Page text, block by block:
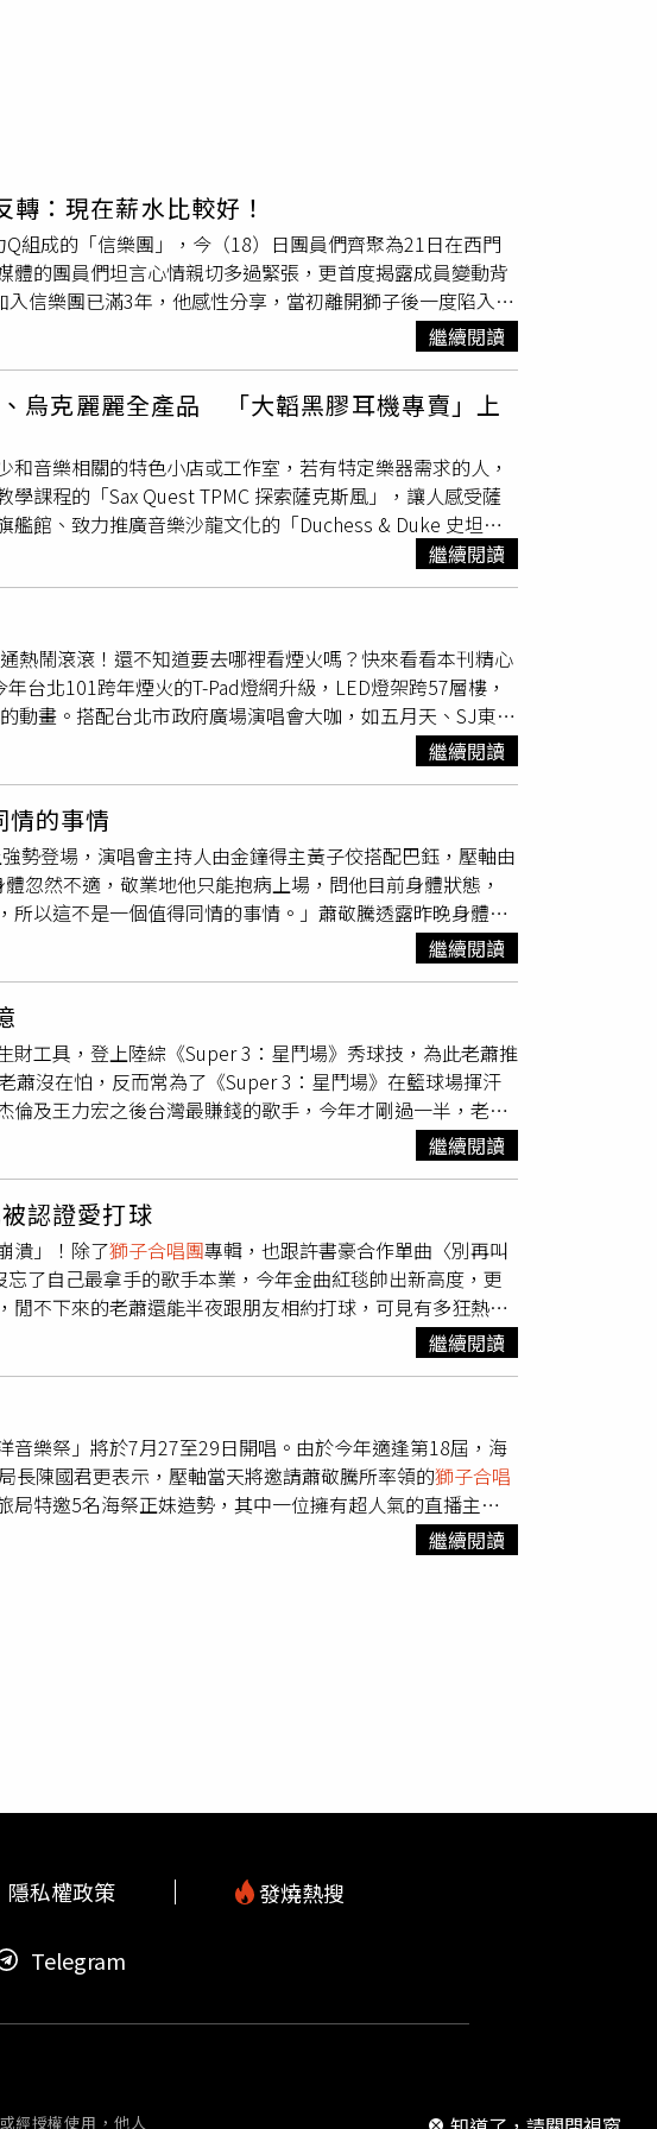
：現在薪水比較好！
組成的「信樂團」，今（18）日團員們齊聚為21日在西門
的團員們坦言心情親切多過緊張，更首度揭露成員變動背
入信樂團已滿3年，他感性分享，當初離開獅子後一度陷入迷
。就在徬徨之際，信樂團鍵盤手Tomi遞出橄欖枝，讓他決定
吉他手，但薪水比較好。」他大讚信樂團的作品具備極高辨
性：「我最大的目標就是不要變成他，我喜歡他，但不能
示比起酸言酸語，更期待聽到專業的建議。力Q則在一旁
，我可以改名叫力信！」
繼續閱讀
烏克麗麗全產品 「大韜黑膠耳機專賣」上
音樂相關的特色小店或工作室，若有特定樂器需求的人，
課程的「Sax Quest TPMC 探索薩克斯風」，讓人感受薩
館、致力推廣音樂沙龍文化的「Duchess & Duke 史坦威
「Vincent's AccordionStudio 蔡偉靖手風琴工作室」，提
DJ展示與銷售中心、AIWA 愛華影音旗艦店等，可以說類別
斯風，也提供測試維修服務。（圖／焦正德攝）Duchess &
技術團隊，提供販售與維修。（圖／焦正德攝）當顧客在
牌經典鳥桶身打造的吉他曲線走廊框。（圖／焦正德攝）記
麗麗與吉他的「aNueNue北流旗艦館」，「aNueNue」之
量的「彩虹人」視為守護神，aNueNue創辦人Johnson在
符，除了以此命名還做為Logo設計。Johnson最初以烏克
品多採寄售或線上販售，目前「aNueNue北流旗艦館」是
原聲吉他、電聲吉他、木貝斯甚至無量產的電吉他，背
還能進行正品保養維修的保固服務。鳥吉他的旅行吉他色
有將吉他內部解構的展示區，能讓顧客感受不同木材與桶
曹雅雯慶功宴上經朋友推薦認識這個品牌，才決定邀請在
內，會發現aNueNue將自家經典且具代表性的原創鳥形琴
等比放大造型牆，讓客人忍不住想拍照打卡。而品牌除了
有35年手工製琴資歷的杉田健司合作推出「吉他未來」LS系
手與歌手的熱門指定款。同時品牌也致力生產品質與音質
用戶都能挑到自己的心頭好。老闆大韜手上拿著Vladimir
。（圖／焦正德攝）再來到號稱全台最大黑膠唱片行的
膠，著迷於黑膠的音質與特大封面，「就喜歡這種拿在手
尋來二手黑膠唱片，先在桃園中壢店開設實體店面，去年則
特地尋找1990年代以前的流行搖滾、爵士或古典音樂類
一些像是韓團BLACKPINK的全新唱片或重新壓製的林強作
擴增一個音響室，預計8月後將提供客人更好的試聽體
搜得的《柴可夫斯基：降B小調第1號鋼琴協奏曲，作品
家之一的George Szell一次相互鬥速，結果形成愈彈愈快
對這種數量稀少的非商業版本，沒有抵抗力。」他還分享
買黑膠，而這世代的年輕人可能是覺得黑膠很酷或很想擁
的播放器，真的很有意思。」「大韜黑膠耳機專賣北流
是你」，黃韻玲特別為其簽名。（圖／焦正德攝）
港區忠孝東路七段99號（產業區E106號店）營業時間：
大韜黑膠耳機專賣北流店電話：
化館W101號店）營業時間：週三～週日12：00～19：
繼續閱讀
熱鬧滾滾！還不知道要去哪裡看煙火嗎？快來看看本刊精心
台北101跨年煙火的T-Pad燈網升級，LED燈架跨57層樓，
動畫。搭配台北市政府廣場演唱會大咖，如五月天、SJ東海
，主持人是黃子佼和Lulu，精采可期！台北101的89樓觀景
北101提供）如果想來一場不同於平日的高空派對，台北
尼詩VSOP，並贈送高空許願鎖。‧購票：
對每人2,500元；88樓訂桌8萬元。‧地址：台北市信義路
，首選台北市信義區餐吧跨年派對，夜景最美的是微風南
；微風信義47樓「Chefs Club Taipei」推出名廚跨年大餐
套餐票券（5,000元起）；新光三越A9「橘色涮涮鍋」，歷
址後方，可遠看台北101上半部，這裡高人氣的「酌易酒
！「Chefs Club Taipei」的戶外座區，備有香檳和生蠔等酒
多種酒食吃喝到飽，CP值嗨翻玩家！（圖／酌易酒坊提
泡飯店」就近就能看台北101。除了住房好康，也有大餐派
飯店」有DJ秀與歌手接力表演，也有絕佳觀景視野。（攝
火，是世界級的跨年活動，搖滾天團五月天今年也將在此
觀景第一排別氣餒，第2排一樣精采大器！在四四南村、基
、信安街公園、莊敬路239巷以及391巷11弄停車場，也能
會台北美麗華百樂園的煙火秀，氣氛相當浪漫。（圖／美
營造浪漫氣氛！歌手有白安、呂士軒及壓軸演出的李友廷
三路20號‧電話：02-2175-3456絕佳煙火觀景點：在迎風
1F水舞廣場，都有賞煙火的好視野。花蓮太平洋觀光節搭
大門！（圖／花蓮縣政府觀光處提供）除了演唱會加煙火
賞日出。‧地點：花蓮市東大門廣場（六期重劃區）‧電
投日月潭跨年花火派對跨年夜20:00起即有多種街頭表演，
施放煙火。建議隔天清晨可再前往金龍山賞日出。‧地址：
煙火觀景點：伊達邵碼頭、水社碼頭、梅荷園、朝霧碼
看煙火秀跨年，一同體驗寒冬中的暖意。煙火秀結束後關上
‧電話：049-224-3971#1621絕佳煙火觀景點：星巴克廣
和陳芳語等，壓軸由J.Sheon帶領觀眾一起狂嗨倒數，同
‧地址：雲林縣古坑鄉永光村大湖口67號‧電話：05-582-
繼續閱讀
情的事情
勢登場，演唱會主持人由金鐘得主黃子佼搭配巴鈺，壓軸由
忽然不適，敬業地他只能抱病上場，問他目前身體狀態，
以這不是一個值得同情的事情。」蕭敬騰透露昨晚身體開
就能好轉，沒想到起床狀態依舊，但他強調狀況沒問題，
了」，他認為人都會感冒，「早日康復就好，但工作還是要
以如期演出，他笑說：「當然！跟女生約好的事情怎麼可
較多，「我覺得這是好事情、是幸福的，有這麼多事情等
，《只能想念你》、《阿飛的小蝴蝶》、《寂寞還是
自己早期的創作，「因為這首歌沒有正式版本，在第一張
有BAND的感覺！」雖然扁桃腺發炎，但他的演出仍保持水
繼續閱讀
工具，登上陸綜《Super 3：星鬥場》秀球技，為此老蕭推
沒在怕，反而常為了《Super 3：星鬥場》在籃球場揮汗
及王力宏之後台灣最賺錢的歌手，今年才剛過一半，老蕭
魂囚西門》、他的《娛樂先生世界巡迴演唱會》也持續在全
庾澄慶合作奇幻音樂劇《西哈遊記—魔二代再起》等工作，7
星鬥場》，跟男團Wanna One成員賴冠霖及炎亞綸等藝人同
籃球發燒友，不只爽快點頭加盟節目，甚至不惜推掉對岸
幣、在《夢想的聲音》當導師有兩億台幣入袋，三檔節目粗
勞往外推，蕭敬騰在節目開拍前已經趁著工作空檔積極閉
且他還穿上印有自己英文名「JAM」的專屬球衣，想認不
入眼底，但隨和的蕭敬騰倒也不以為意。雖然對籃球有過
金曲獎，成為最大遺珠，但去年接下金曲主持棒的他，今年
，被評為「紅毯最帥」；頒獎時老蕭還特別在台上為主持
了推出
產量相當豐富，更讓人期待他明年能再度風光拿獎。(娛樂
《時報周刊》。《周刊王》與《時報周刊》聯姻，一套雙
社強勢上架。雜誌內附超商折價券，幫您激省889元，粉
www.facebook.com/119wantweekly想掌握最
繼續閱讀
認證愛打球
潰」！除了獅子合唱團專輯，也跟許書豪合作單曲〈別再叫
了自己最拿手的歌手本業，今年金曲紅毯帥出新高度，更
不下來的老蕭還能半夜跟朋友相約打球，可見有多狂熱。
蕭跟周董，也開始在個人網站上鬥嘴你來我往，三月時周
不能再多。」還讓周杰倫傻眼回覆：「這不像你會說的
氣回：「哥買給你。」最後果然獲得老蕭的發票請款照，
常現身籃球場，4月在IG放上人在籃球場打赤膊裸背的影
林書豪也跟林俊傑是好友、常切磋球技。總是「神龍見首
時都不喊累，連到大陸工作也會約打球，甚至拍過偶像劇
挑的何潤東，靠的就是從小打籃球讓身材抽高，曾組籃球
球衣、球鞋，並曾擔任過中和國中籃球隊首席顧問。(娛樂
《時報周刊》。《周刊王》與《時報周刊》聯姻，一套雙
繼續閱讀
樂祭」將於7月27至29日開唱。由於今年適逢第18屆，海
長陳國君更表示，壓軸當天將邀請蕭敬騰所率領的獅子合唱
特邀5名海祭正妹造勢，其中一位擁有超人氣的直播主
：「辣妹太吸睛了！感恩局長、讚嘆局長！」會後，陳國
處，但看他笑到天邊的嘴角，瞬間了然於心；只是再這麼
繼續閱讀
隱私權政策 發燒熱搜
Telegram
經授權使用，他人